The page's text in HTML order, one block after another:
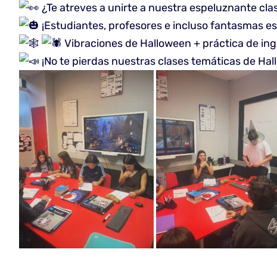
¿Te atreves a unirte a nuestra espeluznante
¡Estudiantes, profesores e incluso fantasmas
Vibraciones de Halloween + práctica de
¡No te pierdas nuestras clases temáticas de